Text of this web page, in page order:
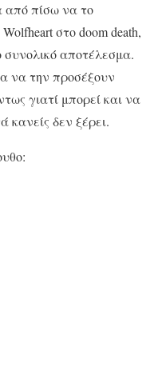
από πίσω να το
στο doom death,
συνολικό αποτέλεσμα.
να την προσέξουν
γιατί μπορεί και να
κανείς δεν ξέρει.